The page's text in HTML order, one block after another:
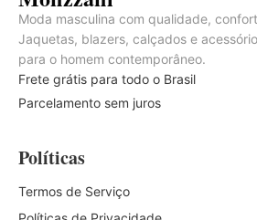
Moda masculina com qualidade,
Jaquetas, blazers, calçados e
para o homem contemporâneo.
Frete grátis para todo o Brasil
Parcelamento sem juros
Políticas
Termos de Serviço